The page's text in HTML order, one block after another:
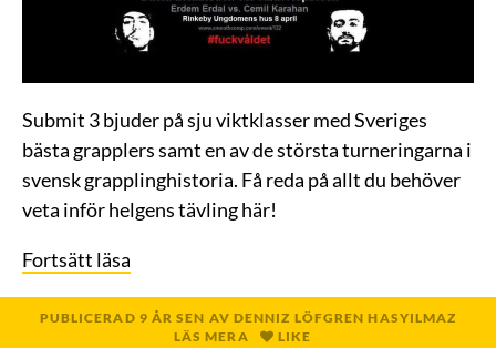
Submit 3 bjuder på sju viktklasser med Sveriges
bästa grapplers samt en av de största turneringarna i
svensk grapplinghistoria. Få reda på allt du behöver
veta inför helgens tävling här!
Fortsätt läsa
PUBLICERAD 9 ÅR SEN AV DENNIZ LÖFGREN HASYILMAZ
LÄS MERA
LIKE